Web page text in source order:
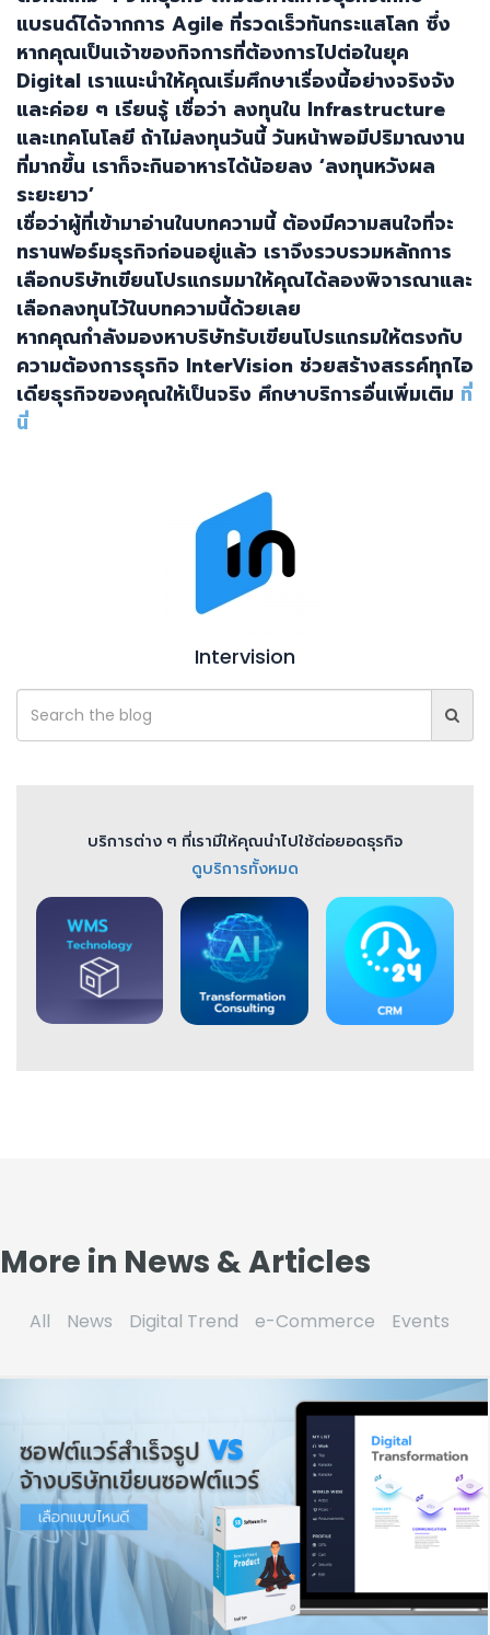
แบรนด์ได้จากการ Agile ที่รวดเร็วทันกระแสโลก ซึ่ง
หากคุณเป็นเจ้าของกิจการที่ต้องการไปต่อในยุค
Digital เราแนะนำให้คุณเริ่มศึกษาเรื่องนี้อย่างจริงจัง
และค่อย ๆ เรียนรู้ เชื่อว่า ลงทุนใน Infrastructure
และเทคโนโลยี ถ้าไม่ลงทุนวันนี้ วันหน้าพอมีปริมาณงาน
ที่มากขึ้น เราก็จะกินอาหารได้น้อยลง ‘ลงทุนหวังผล
ระยะยาว’
เชื่อว่าผู้ที่เข้ามาอ่านในบทความนี้ ต้องมีความสนใจที่จะ
ทรานฟอร์มธุรกิจก่อนอยู่แล้ว เราจึงรวบรวมหลักการ
เลือกบริษัทเขียนโปรแกรมมาให้คุณได้ลองพิจารณาและ
เลือกลงทุนไว้ในบทความนี้ด้วยเลย
หากคุณกำลังมองหาบริษัทรับเขียนโปรแกรมให้ตรงกับ
ความต้องการธุรกิจ InterVision ช่วยสร้างสรรค์ทุกไอ
เดียธุรกิจของคุณให้เป็นจริง ศึกษาบริการอื่นเพิ่มเติม ที่
นี่
Intervision
บริการต่าง ๆ ที่เรามีให้คุณนำไปใช้ต่อยอดธุรกิจ
ดูบริการทั้งหมด
More in News & Articles
All News Digital Trend e-Commerce Events